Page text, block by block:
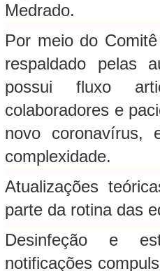
Medrado.
Por meio do
respaldado pelas
possui fluxo
colaboradores e
novo coronavírus,
complexidade.
Atualizações
parte da rotina das
Desinfeção e
notificações